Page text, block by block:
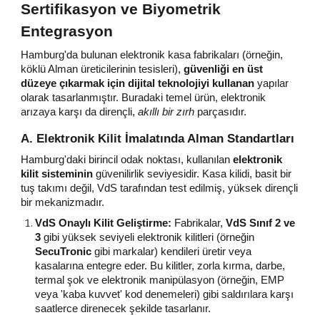
Sertifikasyon ve Biyometrik
Entegrasyon
Hamburg'da bulunan elektronik kasa fabrikaları (örneğin,
köklü Alman üreticilerinin tesisleri),güvenliği en üst
düzeye çıkarmak için dijital teknolojiyi kullanan yapılar
olarak tasarlanmıştır. Buradaki temel ürün, elektronik
arızaya karşı da dirençli,akıllı bir zırh parçasıdır.
A. Elektronik Kilit İmalatında Alman Standartları
Hamburg'daki birincil odak noktası, kullanılanelektronik
kilit sisteminin güvenilirlik seviyesidir. Kasa kilidi, basit bir
tuş takımı değil, VdS tarafından test edilmiş, yüksek dirençli
bir mekanizmadır.
VdS Onaylı Kilit Geliştirme: Fabrikalar,VdS Sınıf 2 ve
3 gibi yüksek seviyeli elektronik kilitleri (örneğin
SecuTronic gibi markalar) kendileri üretir veya
kasalarına entegre eder. Bu kilitler, zorla kırma, darbe,
termal şok ve elektronik manipülasyon (örneğin, EMP
veya 'kaba kuvvet' kod denemeleri) gibi saldırılara karşı
saatlerce direnecek şekilde tasarlanır.